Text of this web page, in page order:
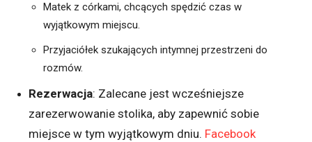
Matek z córkami, chcących spędzić czas w
wyjątkowym miejscu.
Przyjaciółek szukających intymnej przestrzeni do
rozmów.
Rezerwacja: Zalecane jest wcześniejsze
zarezerwowanie stolika, aby zapewnić sobie
miejsce w tym wyjątkowym dniu. Facebook